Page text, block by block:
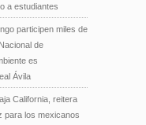
a estudiantes
participen miles de
de
es
Ávila
California, reitera
para los mexicanos